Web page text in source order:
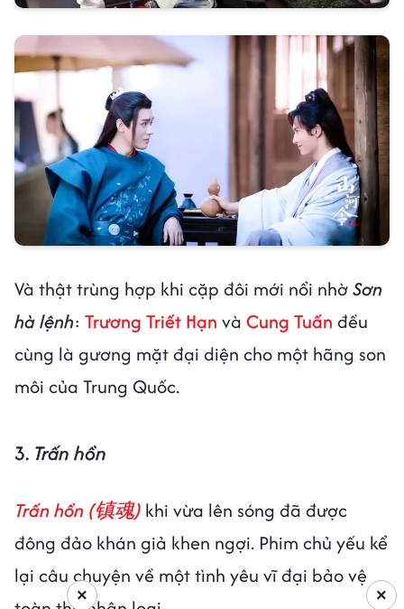
Và thật trùng hợp khi cặp đôi mới nổi nhờSơn
hà lệnh: Trương Triết Hạn và Cung Tuấn đều
cùng là gương mặt đại diện cho một hãng son
môi của Trung Quốc.
3. Trấn hồn
Trấn hồn (镇魂) khi vừa lên sóng đã được
đông đảo khán giả khen ngợi. Phim chủ yếu kể
lại câu chuyện về một tình yêu vĩ đại bảo vệ
×
×